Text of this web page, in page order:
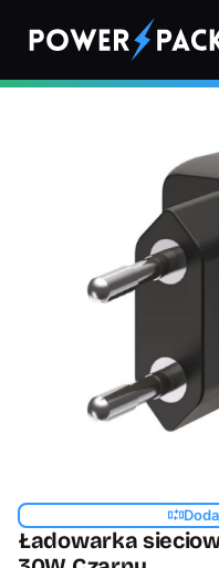
Strona główna›Ładowarki
Ładowarka sieciowa UAG
Ładowarka